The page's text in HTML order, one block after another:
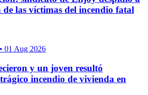
las víctimas del incendio fatal
• 01 Aug 2026
y un joven resultó
incendio de vivienda en